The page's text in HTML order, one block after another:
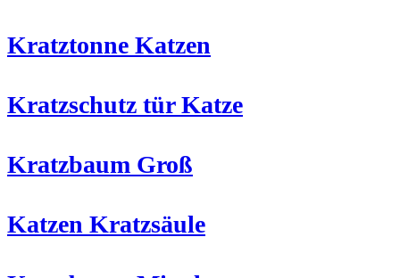
Kratztonne Katzen
Kratzschutz tür Katze
Kratzbaum Groß
Katzen Kratzsäule